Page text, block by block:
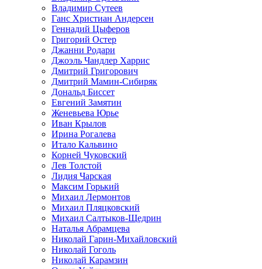
Владимир Сутеев
Ганс Христиан Андерсен
Геннадий Цыферов
Григорий Остер
Джанни Родари
Джоэль Чандлер Харрис
Дмитрий Григорович
Дмитрий Мамин-Сибиряк
Дональд Биссет
Евгений Замятин
Женевьева Юрье
Иван Крылов
Ирина Рогалева
Итало Кальвино
Корней Чуковский
Лев Толстой
Лидия Чарская
Максим Горький
Михаил Лермонтов
Михаил Пляцковский
Михаил Салтыков-Щедрин
Наталья Абрамцева
Николай Гарин-Михайловский
Николай Гоголь
Николай Карамзин